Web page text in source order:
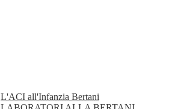
L'ACI all'Infanzia Bertani